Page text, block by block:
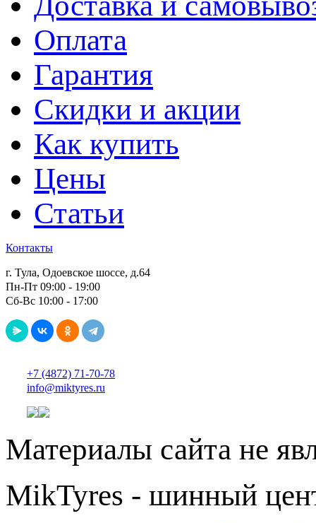
Оплата
Гарантия
Скидки и акции
Как купить
Цены
Статьи
Контакты
г. Тула, Одоевское шоссе, д.64
Пн-Пт 09:00 - 19:00
Сб-Вс 10:00 - 17:00
+7 (4872) 71-70-78
info@miktyres.ru
Материалы сайта не
MikTyres - шинный